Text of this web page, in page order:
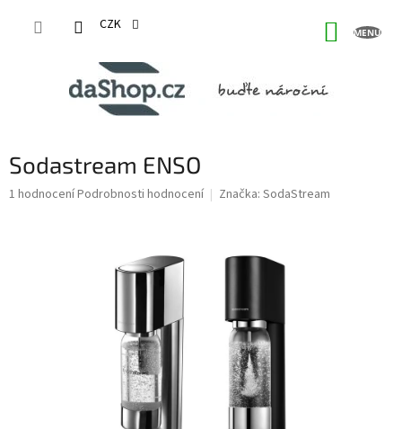
CZK
Sodastream ENSO
Průměrné
1 hodnoceníPodrobnosti hodnocení Značka: SodaStream